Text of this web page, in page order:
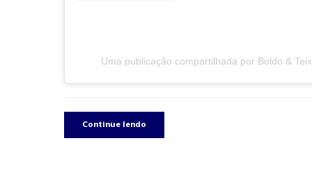
Uma publicação compartilhada por Boldo &
Continue lendo